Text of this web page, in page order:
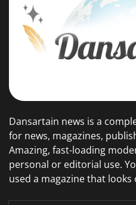
Dansartain news is a
for news, magazines,
Amazing, fast-loading
personal or editorial use.
used a magazine that